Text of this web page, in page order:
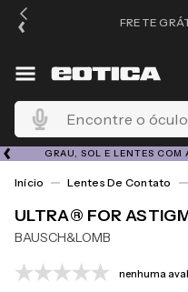
FRETE
Encontre o óculos
GRAU, SOL E LENTES COM
Lentes De Contato
ULTRA® FOR
BAUSCH&LOMB
nenhuma